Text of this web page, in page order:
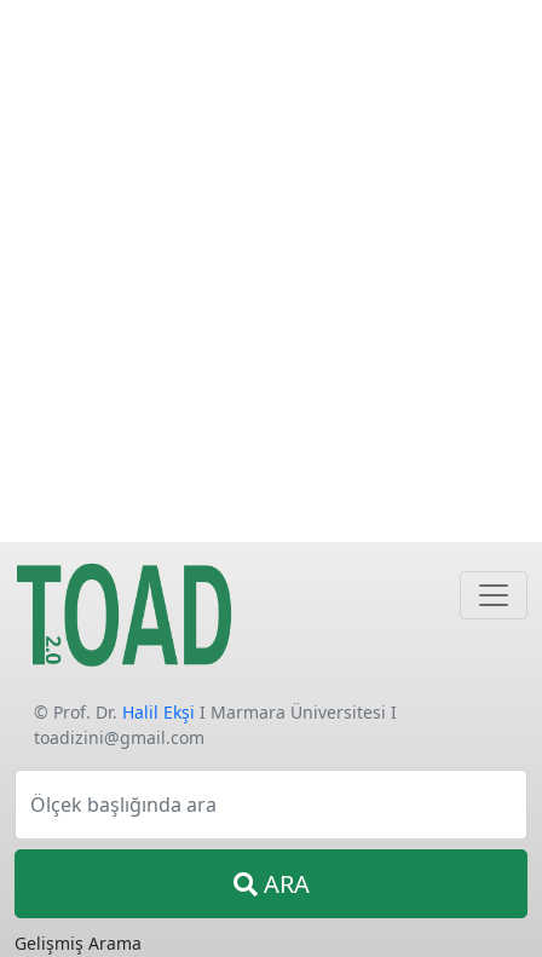
© Prof. Dr. Halil Ekşi I Marmara Üniversitesi I
toadizini@gmail.com
Ölçek başlığında ara
ARA
Gelişmiş Arama